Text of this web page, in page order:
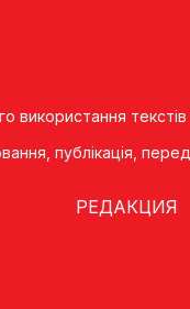
використання
публiкацiя,
РЕДАКЦИЯ